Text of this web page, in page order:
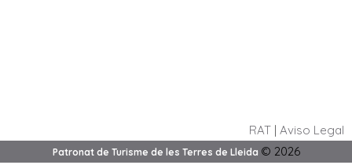
RAT | Aviso Legal
Patronat de Turisme de les Terres de Lleida © 2026